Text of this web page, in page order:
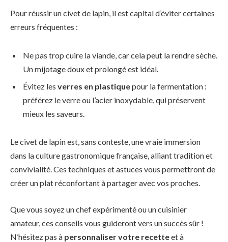
Pour réussir un civet de lapin, il est capital d’éviter certaines
erreurs fréquentes :
Ne pas trop cuire la viande, car cela peut la rendre sèche.
Un mijotage doux et prolongé est idéal.
Évitez les verres en plastiquepour la fermentation :
préférez le verre ou l’acier inoxydable, qui préservent
mieux les saveurs.
Le civet de lapin est, sans conteste, une vraie immersion
dans la culture gastronomique française, alliant tradition et
convivialité. Ces techniques et astuces vous permettront de
créer un plat réconfortant à partager avec vos proches.
Que vous soyez un chef expérimenté ou un cuisinier
amateur, ces conseils vous guideront vers un succès sûr !
N’hésitez pas à personnaliser votre recetteet à